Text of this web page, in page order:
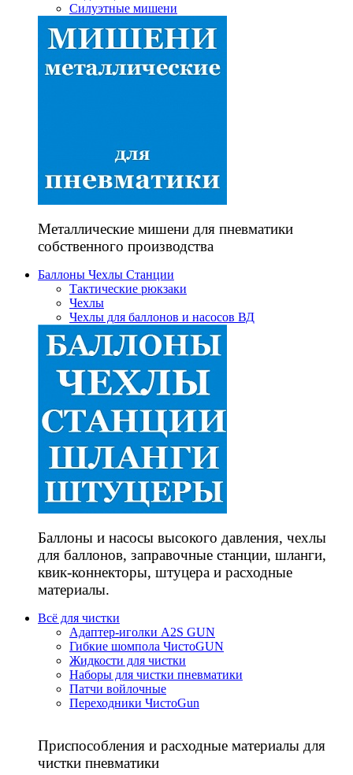
Силуэтные мишени
Металлические мишени для пневматики
собственного производства
Баллоны Чехлы Станции
Тактические рюкзаки
Чехлы
Чехлы для баллонов и насосов ВД
Баллоны и насосы высокого давления, чехлы
для баллонов, заправочные станции, шланги,
квик-коннекторы, штуцера и расходные
материалы.
Всё для чистки
Адаптер-иголки A2S GUN
Гибкие шомпола ЧистоGUN
Жидкости для чистки
Наборы для чистки пневматики
Патчи войлочные
Переходники ЧистоGun
Приспособления и расходные материалы для
чистки пневматики